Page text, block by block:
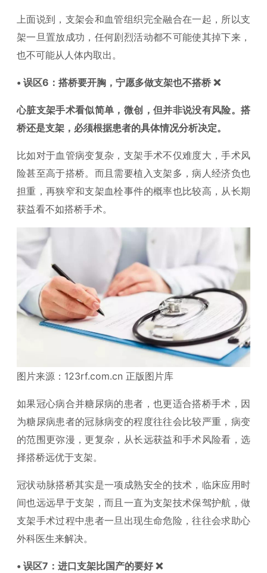
上面说到，支架会和血管组织完全融合在一起，所以支
架一旦置放成功，任何剧烈活动都不可能使其掉下来，
也不可能从人体内取出。
• 误区6：搭桥要开胸，宁愿多做支架也不搭桥 ❌
心脏支架手术看似简单，微创，但并非说没有风险。搭
桥还是支架，必须根据患者的具体情况分析决定。
比如对于血管病变复杂，支架手术不仅难度大，手术风
险甚至高于搭桥。而且需要植入支架多，病人经济负也
担重，再狭窄和支架血栓事件的概率也比较高，从长期
获益看不如搭桥手术。
图片来源：123rf.com.cn 正版图片库
如果冠心病合并糖尿病的患者，也更适合搭桥手术，因
为糖尿病患者的冠脉病变的程度往往会比较严重，病变
的范围更弥漫，更复杂，从长远获益和手术风险看，选
择搭桥远优于支架。
冠状动脉搭桥其实是一项成熟安全的技术，临床应用时
间也远远早于支架，而且一直为支架技术保驾护航，做
支架手术过程中患者一旦出现生命危险，往往会求助心
外科医生来解决。
• 误区7：进口支架比国产的要好 ❌